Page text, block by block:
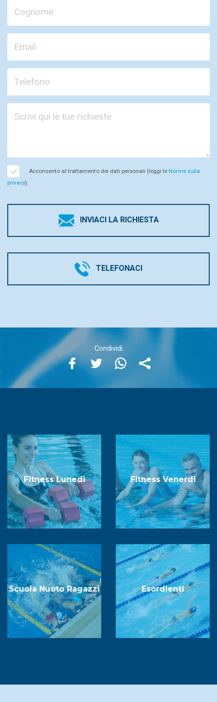
Acconsento al trattamento dei dati personali (leggi le Norme sulla
privacy).
INVIACI LA RICHIESTA
TELEFONACI
Fitness Lunedi Fitness Venerdi
Scuola Nuoto Ragazzi Esordienti